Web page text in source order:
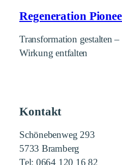
Regeneration
Transformation gestalten
Wirkung entfalten
Kontakt
Schönebenweg 293
5733 Bramberg
Tel: 0664 120 16 82